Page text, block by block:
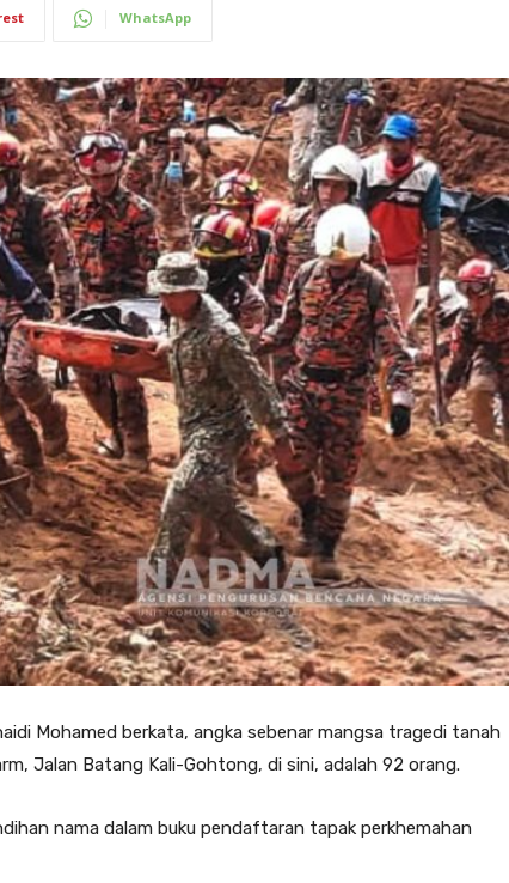
WhatsApp
Mohamed berkata, angka sebenar mangsa tragedi tanah
Jalan Batang Kali-Gohtong, di sini, adalah 92 orang.
nama dalam buku pendaftaran tapak perkhemahan